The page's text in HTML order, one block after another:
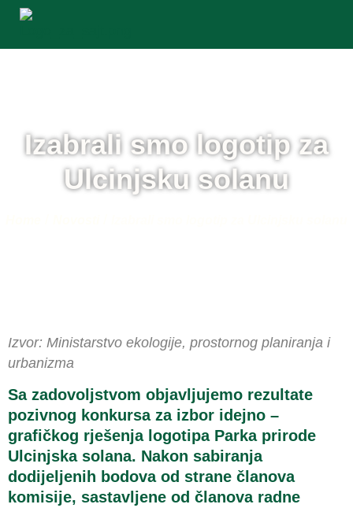
Izabrali smo logotip za
Ulcinjsku solanu
Izvor: Ministarstvo ekologije, prostornog planiranja i
urbanizma
Sa zadovoljstvom objavljujemo rezultate
pozivnog konkursa za izbor idejno –
grafičkog rješenja logotipa Parka prirode
Ulcinjska solana. Nakon sabiranja
dodijeljenih bodova od strane članova
komisije, sastavljene od članova radne